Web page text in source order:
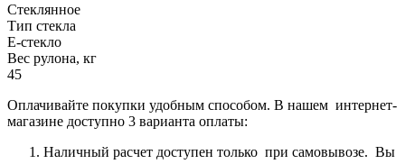
Стеклянное
Тип стекла
Е-стекло
Вес рулона, кг
45
Оплачивайте покупки удобным способом. В нашем интернет-
магазине доступно 3 варианта оплаты:
Наличный расчет доступен только при самовывозе. Вы